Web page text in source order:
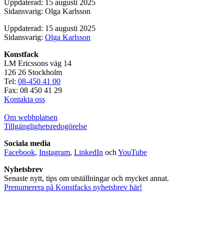
Uppdaterad: 15 augusti 2025
Sidansvarig: Olga Karlsson
Uppdaterad: 15 augusti 2025
Sidansvarig: Olga Karlsson
Konstfack
LM Ericssons väg 14
126 26 Stockholm
Tel: 08-450 41 00
Fax: 08 450 41 29
Kontakta oss
Om webbplatsen
Tillgänglighetsredogörelse
Sociala media
Facebook, Instagram, LinkedIn och YouTube
Nyhetsbrev
Senaste nytt, tips om utställningar och mycket annat.
Prenumerera på Konstfacks nyhetsbrev här!